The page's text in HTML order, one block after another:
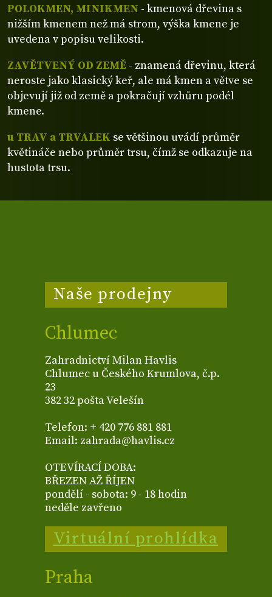
POLOKMEN, MINIKMEN - kmenová dřevina s
nižším kmenem než má strom, výška kmene je
uvedena v popisu velikosti.
ZAVĚTVENÝ OD ZEMĚ - znamená dřevinu, která
neroste jako klasický keř, ale má kmen a větve se
objevují již od země a pokračují vzhůru podél
kmene.
u TRAV a TRVALEK se většinou uvádí průměr
květináče nebo průměr trsu, čímž se odkazuje na
hustota trsu.
Naše prodejny
Chlumec
Zahradnictví Milan Havlis
Chlumec u Českého Krumlova, č.p.
23
382 32 pošta Velešín
Telefon: + 420 776 881 881
Email: zahrada@havlis.cz
OTEVÍRACÍ DOBA:
BŘEZEN AŽ ŘÍJEN
pondělí - sobota: 9 - 18 hodin
neděle zavřeno
Virtuální prohlídka
Praha